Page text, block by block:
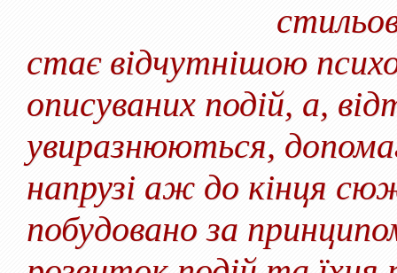
стає відчутнішою
описуваних подій, а,
увиразнюються,
напрузі аж до кінця
побудовано за